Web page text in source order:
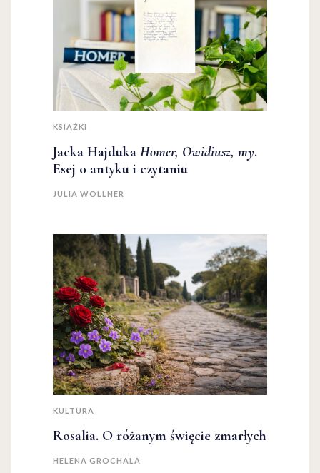
KSIĄŻKI
Jacka Hajduka Homer, Owidiusz, my.
Esej o antyku i czytaniu
JULIA WOLLNER
KULTURA
Rosalia. O różanym święcie zmarłych
HELENA GROCHALA